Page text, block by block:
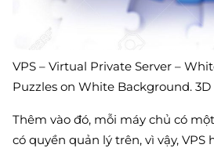
VPS – Virtual Private Server –
Puzzles on White Background.
Thêm vào đó, mỗi máy chủ có
có quyền quản lý trên, vì vậy, VPS